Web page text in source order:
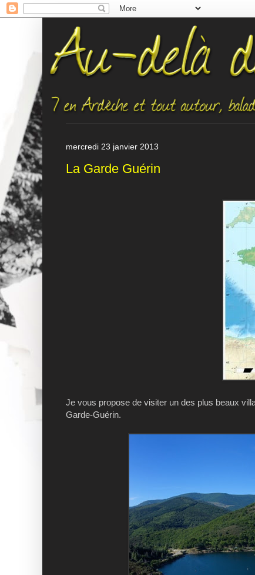
mercredi 23 janvier 2013
La Garde Guérin
Je vous propose de visiter un des plus beaux
Garde-Guérin.